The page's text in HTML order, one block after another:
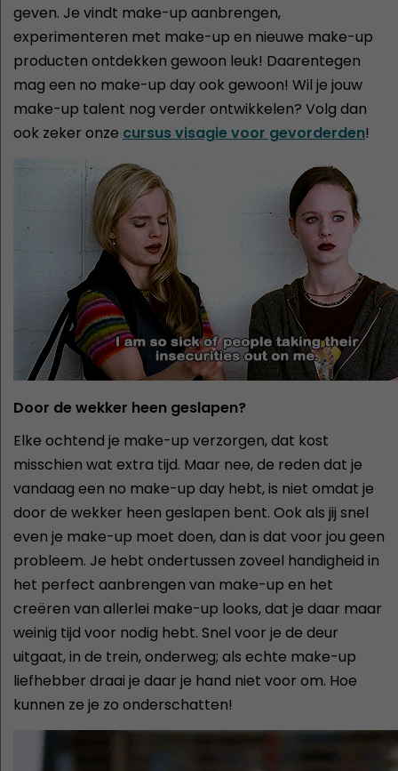
geven. Je vindt make-up aanbrengen,
experimenteren met make-up en nieuwe make-up
producten ontdekken gewoon leuk! Daarentegen
mag een no make-up day ook gewoon! Wil je jouw
make-up talent nog verder ontwikkelen? Volg dan
ook zeker onze cursus visagie voor gevorderden!
Door de wekker heen geslapen?
Elke ochtend je make-up verzorgen, dat kost
misschien wat extra tijd. Maar nee, de reden dat je
vandaag een no make-up day hebt, is niet omdat je
door de wekker heen geslapen bent. Ook als jij snel
even je make-up moet doen, dan is dat voor jou geen
probleem. Je hebt ondertussen zoveel handigheid in
het perfect aanbrengen van make-up en het
creëren van allerlei make-up looks, dat je daar maar
weinig tijd voor nodig hebt. Snel voor je de deur
uitgaat, in de trein, onderweg; als echte make-up
liefhebber draai je daar je hand niet voor om. Hoe
kunnen ze je zo onderschatten!